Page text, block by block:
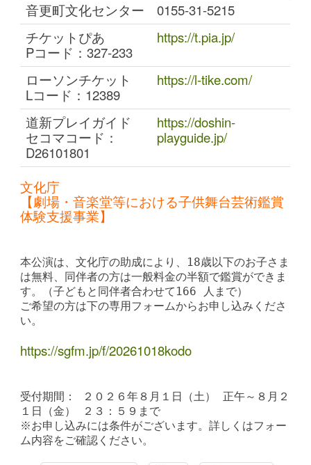
音更町文化センター
0155-31-5215
チケットぴあ
Pコード：327-233
https://t.pia.jp/
ローソンチケット
Lコード：12389
https://l-tike.com/
道新プレイガイド
セコマコード：
D26101801
https://doshin-
playguide.jp/
文化庁
【劇場・音楽堂等における子供舞台芸術鑑賞
体験支援事業】
本公演は、文化庁の助成により、18歳以下のお子さま
は無料、同伴者の方は一般料金の半額で鑑賞ができま
す。（子どもと同伴者合わせて166 人まで）
ご希望の方は下の専用フォームからお申し込みくださ
い。
https://sgfm.jp/f/20261018kodo
受付期間： ２０２６年８月１日（土） 正午～８月２
１日（金） ２３：５９まで
※お申し込みには条件がございます。詳しくはフォー
ム内容をご確認ください。